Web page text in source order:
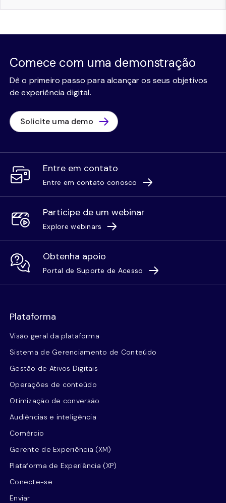
Comece com uma demonstração
Dê o primeiro passo para alcançar os seus objetivos
de experiência digital.
Solicite uma demo
Entre em contato
Entre em contato conosco
Participe de um webinar
Explore webinars
Obtenha apoio
Portal de Suporte de Acesso
Plataforma
Visão geral da plataforma
Sistema de Gerenciamento de Conteúdo
Gestão de Ativos Digitais
Operações de conteúdo
Otimização de conversão
Audiências e inteligência
Comércio
Gerente de Experiência (XM)
Plataforma de Experiência (XP)
Conecte-se
Enviar